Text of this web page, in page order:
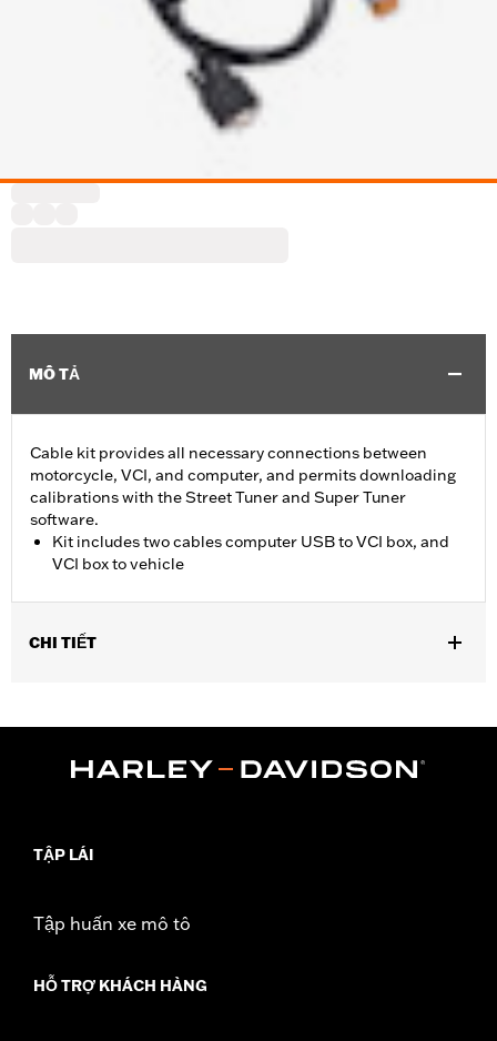
MÔ TẢ
Cable kit provides all necessary connections between
motorcycle, VCI, and computer, and permits downloading
calibrations with the Street Tuner and Super Tuner
software.
Kit includes two cables computer USB to VCI box, and
VCI box to vehicle
CHI TIẾT
approved. Pending approval for use in California.
vehicle
d.com/warrantyfor full details
including those that are pollution controlled. See Genuine
TẬP LÁI
Tập huấn xe mô tô
HỖ TRỢ KHÁCH HÀNG